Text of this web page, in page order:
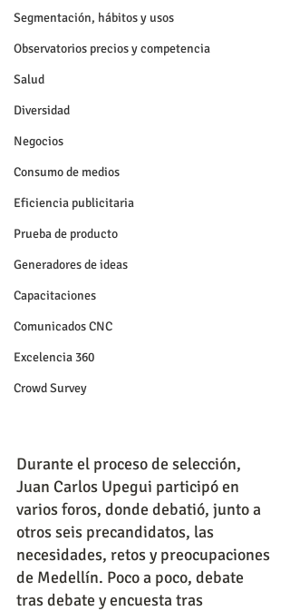
Segmentación, hábitos y usos
Observatorios precios y competencia
Salud
Diversidad
Negocios
Consumo de medios
Eficiencia publicitaria
Prueba de producto
Generadores de ideas
Capacitaciones
Comunicados CNC
Excelencia 360
Crowd Survey
Durante el proceso de selección,
Juan Carlos Upegui participó en
varios foros, donde debatió, junto a
otros seis precandidatos, las
necesidades, retos y preocupaciones
de Medellín. Poco a poco, debate
tras debate y encuesta tras